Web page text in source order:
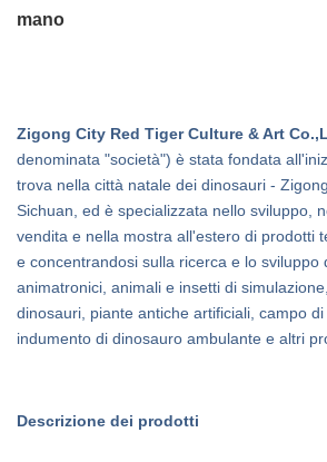
mano
Zigong City Red Tiger Culture & Art
denominata "società") è stata fondata
trova nella città natale dei dinosauri -
Sichuan, ed è specializzata nello sviluppo,
vendita e nella mostra all'estero di prodotti
e concentrandosi sulla ricerca e lo sviluppo
animatronici, animali e insetti di
dinosauri, piante antiche artificiali, campo
indumento di dinosauro ambulante e altri
Descrizione dei prodotti